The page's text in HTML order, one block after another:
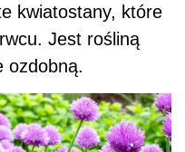
kwiatostany, które
Jest rośliną
ozdobną.